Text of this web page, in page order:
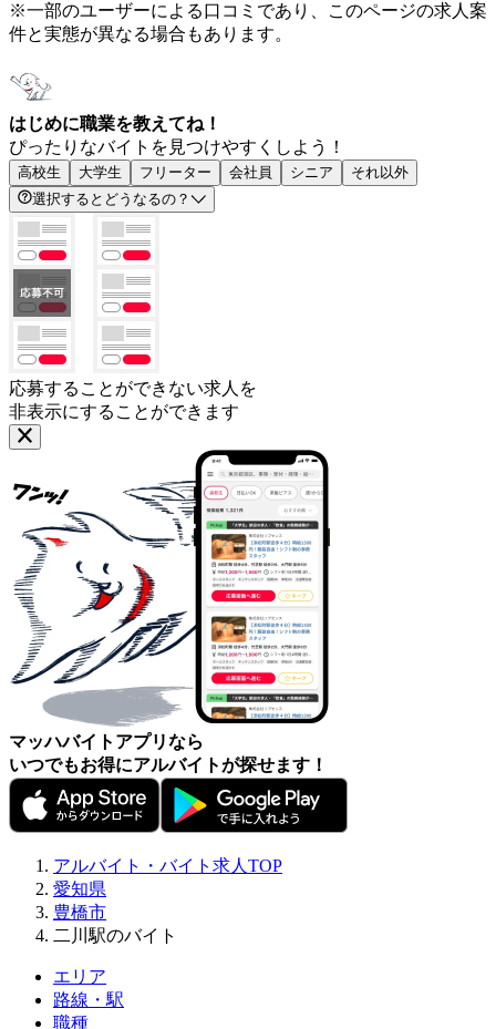
※一部のユーザーによる口コミであり、このページの求人案
件と実態が異なる場合もあります。
はじめに職業を教えてね！
ぴったりなバイトを見つけやすくしよう！
高校生 大学生 フリーター 会社員 シニア
それ以外
選択するとどうなるの？
応募することができない求人を
非表示にすることができます
マッハバイトアプリなら
いつでもお得にアルバイトが探せます！
アルバイト・バイト求人TOP
愛知県
豊橋市
二川駅のバイト
エリア
路線・駅
職種